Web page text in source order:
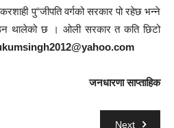
पु“जीपति वर्गको सरकार पो रहेछ भन्ने
थालेको छ । ओली सरकार त कति छिटो
जनधारणा साप्ताहिक
Next